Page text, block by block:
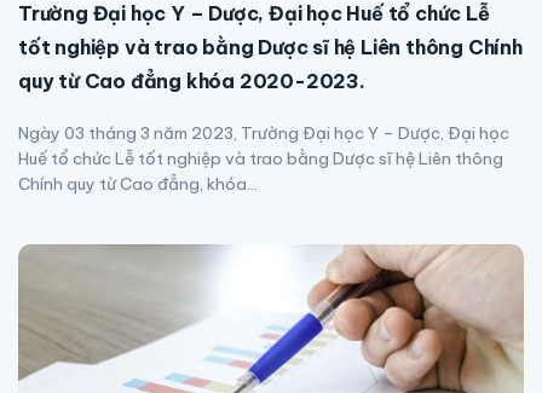
Trường Đại học Y – Dược, Đại học Huế tổ chức Lễ
tốt nghiệp và trao bằng Dược sĩ hệ Liên thông Chính
quy từ Cao đẳng khóa 2020-2023.
Ngày 03 tháng 3 năm 2023, Trường Đại học Y – Dược, Đại học
Huế tổ chức Lễ tốt nghiệp và trao bằng Dược sĩ hệ Liên thông
Chính quy từ Cao đẳng, khóa...